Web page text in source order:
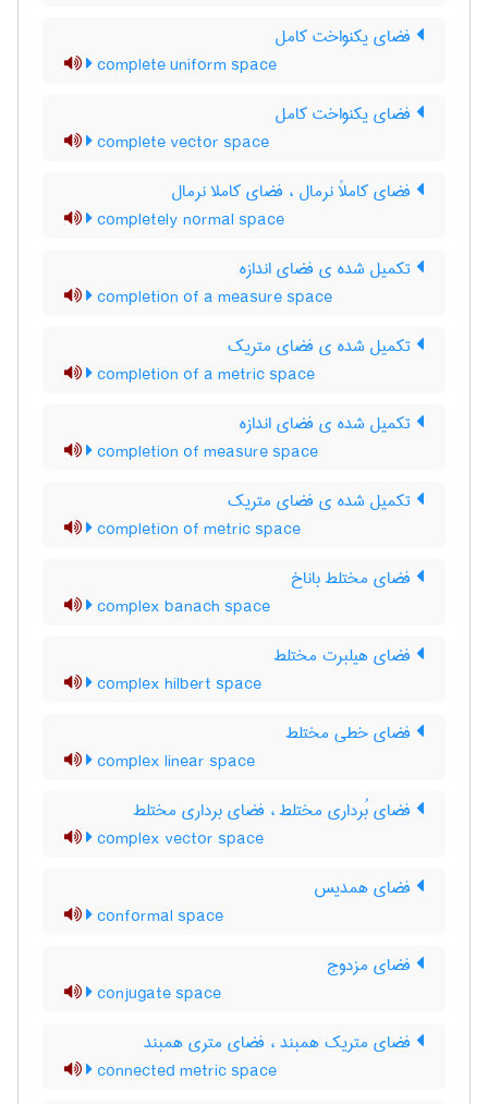
فضای یکنواخت کامل
complete uniform space
فضای یکنواخت کامل
complete vector space
فضای کاملاً نرمال ، فضای کاملا نرمال
completely normal space
تکمیل شده ی فضای اندازه
completion of a measure space
تکمیل شده ی فضای متریک
completion of a metric space
تکمیل شده ی فضای اندازه
completion of measure space
تکمیل شده ی فضای متریک
completion of metric space
فضای مختلط باناخ
complex banach space
فضای هیلبرت مختلط
complex hilbert space
فضای خطی مختلط
complex linear space
فضای بُرداری مختلط ، فضای برداری مختلط
complex vector space
فضای همدیس
conformal space
فضای مزدوج
conjugate space
فضای متریک همبند ، فضای متری همبند
connected metric space